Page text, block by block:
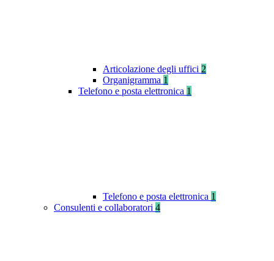
Articolazione degli uffici 2
Organigramma 1
Telefono e posta elettronica 1
Telefono e posta elettronica 1
Consulenti e collaboratori 4